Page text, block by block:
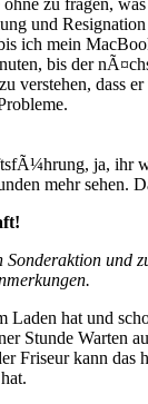
und
ich mein
bis der
verstehen, dass
ja, ihr
mehr sehen.
und
Laden hat und
Stunde Warten
Friseur kann das